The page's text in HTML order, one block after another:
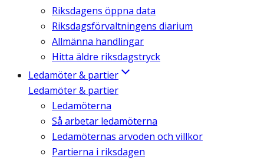
Riksdagens öppna data
Riksdagsförvaltningens diarium
Allmänna handlingar
Hitta äldre riksdagstryck
Ledamöter & partier
Ledamöter & partier
Ledamöterna
Så arbetar ledamöterna
Ledamöternas arvoden och villkor
Partierna i riksdagen